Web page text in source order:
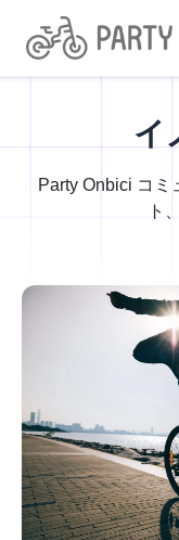
イ
Party Onbici コミ
ト